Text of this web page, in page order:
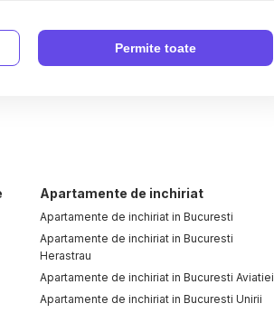
Apartamente de inchiriat
Apartamente de inchiriat in Bucuresti
Apartamente de inchiriat in Bucuresti
Herastrau
Apartamente de inchiriat in Bucuresti Aviatiei
Apartamente de inchiriat in Bucuresti Unirii
Permite toate